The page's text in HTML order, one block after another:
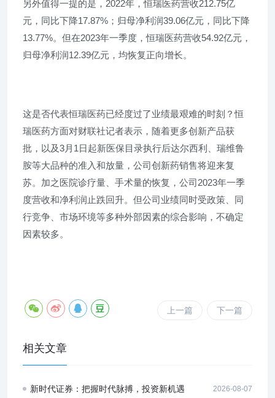
另外值得一提的是，2022年，恒瑞医药营收212.75亿
元，同比下降17.87%；归母净利润39.06亿元，同比下降
13.77%。但在2023年一季度，恒瑞医药营收54.92亿元，
归母净利润12.39亿元，均恢复正向增长。
这是否代表恒瑞医药已经度过了业绩最艰难的时刻？恒
瑞医药方面对财联社记者表示，随着更多创新产品获
批，以及3月1日起新医保目录执行后达尔西利、瑞维鲁
胺等大品种的准入和放量，公司创新药销售将迎来复
苏。加之医院诊疗量、手术量的恢复，公司2023年一季
度营收和净利润止跌回升。但公司业绩同时受政策、同
行竞争、市场环境等多种外部因素的综合影响，不确定
因素较多。
上一篇 下一篇
相关文章
新时代证券：把握时代脉搏，投资新机遇 2026-08-07